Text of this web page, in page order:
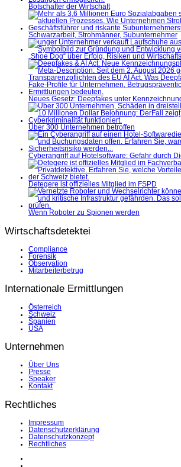
Botschafter der Wirtschaft
Schwarzarbeit, Strohmänner, Subunternehmer
„Shoe Dog“ über Erfolg, Risiken und
Neues Gesetz: Deepfakes unter
Über 300 Unternehmen betroffen
Cyberangriff auf Hotelsoftware: Gefahr durch
Detegere ist offizielles Mitglied im FSPD
Wenn Roboter zu Spionen werden
Wirtschaftsdetektei
Compliance
Forensik
Observation
Mitarbeiterbetrug
Internationale Ermittlungen
Österreich
Schweiz
Spanien
USA
Unternehmen
Über Uns
Presse
Speaker
Kontakt
Rechtliches
Impressum
Datenschutzerklärung
Datenschutzkonzept
Rechtliches